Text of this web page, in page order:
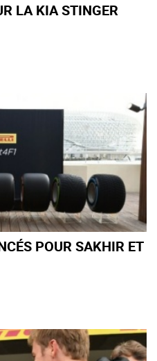
LA KIA STINGER
POUR SAKHIR ET